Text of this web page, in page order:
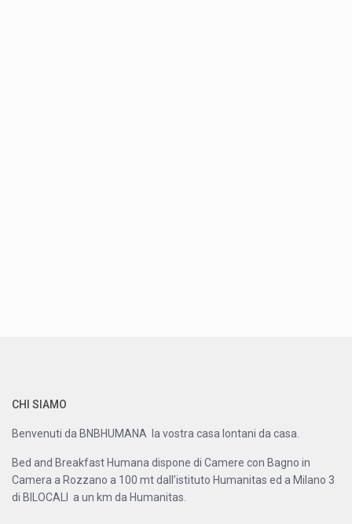
CHI SIAMO
Benvenuti da BNBHUMANA la vostra casa lontani da casa.
Bed and Breakfast Humana dispone di Camere con Bagno in
Camera a Rozzano a 100 mt dall’istituto Humanitas ed a Milano 3
di BILOCALI a un km da Humanitas.